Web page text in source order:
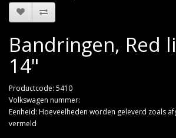
Bandringen, Red
14"
Productcode: 5410
Volkswagen nummer:
Eenheid: Hoeveelheden worden geleverd zoals
vermeld